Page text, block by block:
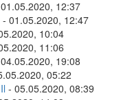
12:37
- 01.05.2020, 12:47
10:04
11:06
19:08
05:22
- 05.05.2020, 08:39